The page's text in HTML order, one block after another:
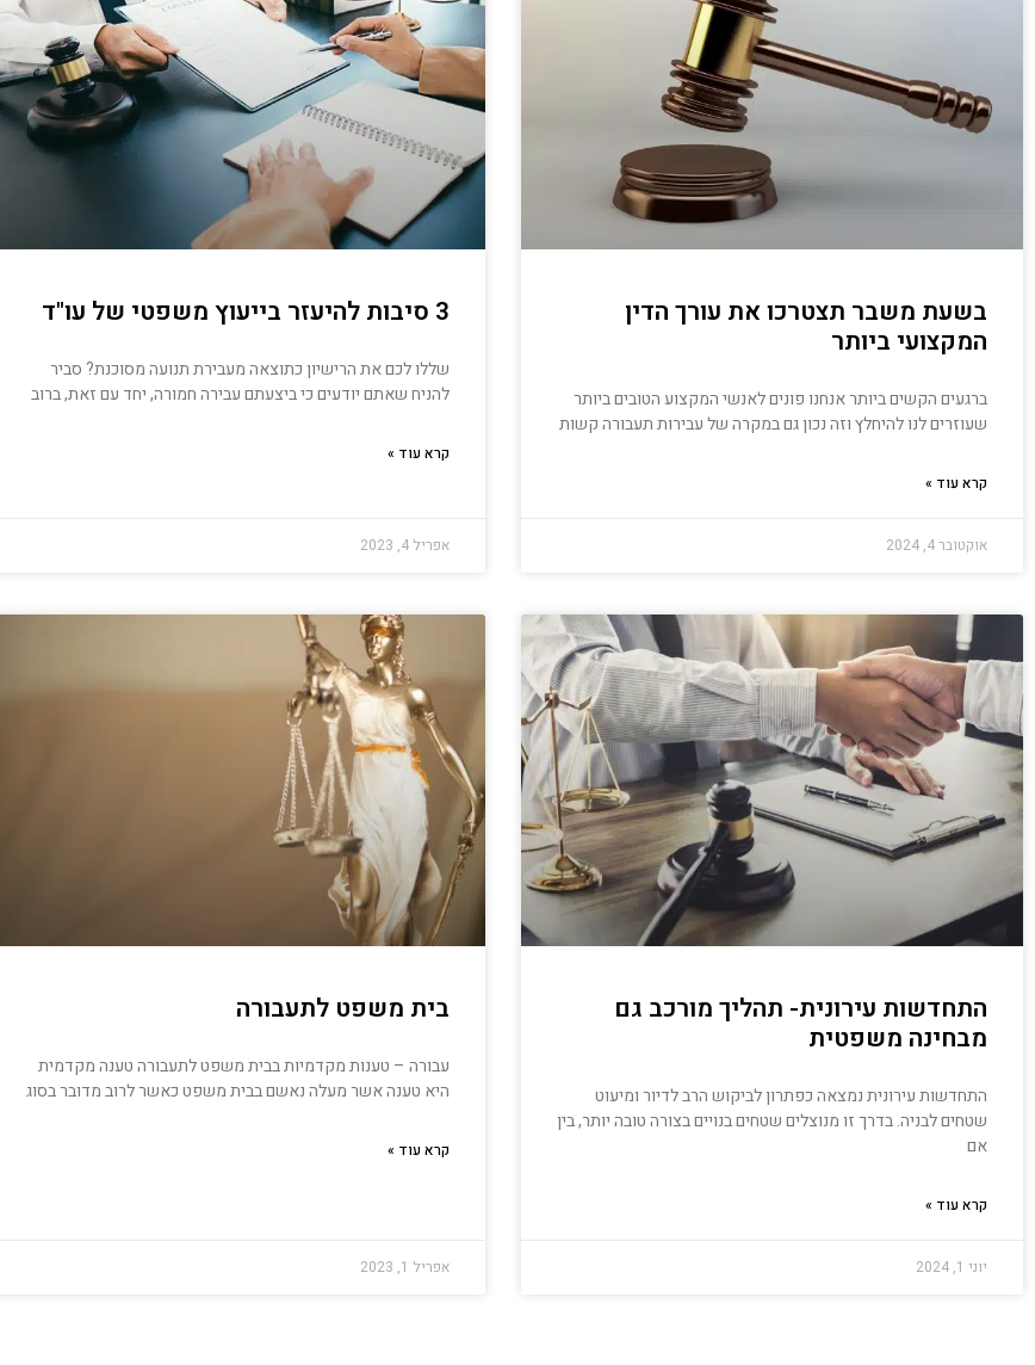
בשעת משבר תצטרכו את עורך הדין
המקצועי ביותר
ברגעים הקשים ביותר אנחנו פונים לאנשי המקצוע הטובים ביותר
שעוזרים לנו להיחלץ וזה נכון גם במקרה של עבירות תעבורה קשות
קרא עוד »
אוקטובר 4, 2024
3 סיבות להיעזר בייעוץ משפטי של עו"ד
שללו לכם את הרישיון כתוצאה מעבירת תנועה מסוכנת? סביר
להניח שאתם יודעים כי ביצעתם עבירה חמורה, יחד עם זאת, ברוב
קרא עוד »
אפריל 4, 2023
התחדשות עירונית- תהליך מורכב גם
מבחינה משפטית
התחדשות עירונית נמצאה כפתרון לביקוש הרב לדיור ומיעוט
שטחים לבניה. בדרך זו מנוצלים שטחים בנויים בצורה טובה יותר, בין
אם
קרא עוד »
יוני 1, 2024
בית משפט לתעבורה
עבורה – טענות מקדמיות בבית משפט לתעבורה טענה מקדמית
היא טענה אשר מעלה נאשם בבית משפט כאשר לרוב מדובר בסוג
קרא עוד »
אפריל 1, 2023